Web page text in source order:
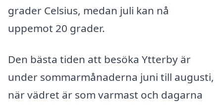
grader Celsius, medan juli kan nå
uppemot 20 grader.
Den bästa tiden att besöka Ytterby är
under sommarmånaderna juni till augusti,
när vädret är som varmast och dagarna